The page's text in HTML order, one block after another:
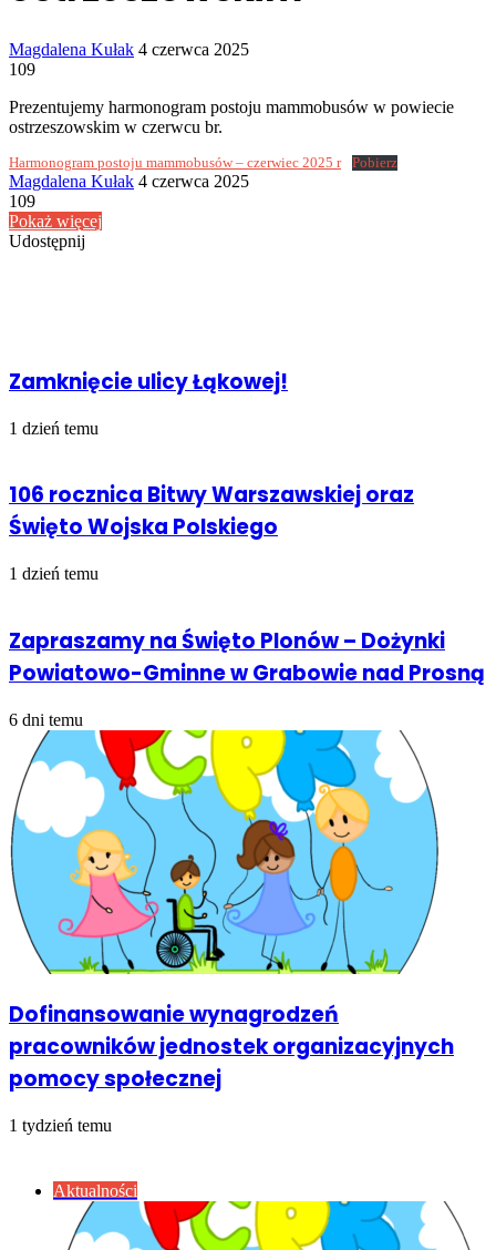
Magdalena Kułak Send
4 czerwca 2025
109
Prezentujemy harmonogram postoju mammobusów w powiecie
ostrzeszowskim w czerwcu br.
Harmonogram postoju mammobusów – czerwiec 2025 r Pobierz
Magdalena Kułak Send
4 czerwca 2025
109
Pokaż więcej
Udostępnij
Zamknięcie ulicy Łąkowej!
1 dzień temu
106 rocznica Bitwy Warszawskiej oraz
Święto Wojska Polskiego
1 dzień temu
Zapraszamy na Święto Plonów – Dożynki
Powiatowo-Gminne w Grabowie nad Prosną
6 dni temu
Dofinansowanie wynagrodzeń
pracowników jednostek organizacyjnych
pomocy społecznej
1 tydzień temu
Aktualności